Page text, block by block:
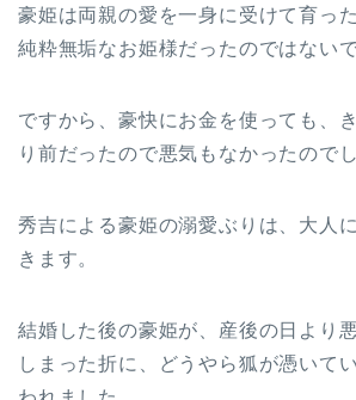
豪姫は両親の愛を一身に受けて育っ
純粋無垢なお姫様だったのではない
ですから、豪快にお金を使っても、
り前だったので悪気もなかったのでし
秀吉による豪姫の溺愛ぶりは、大人
きます。
結婚した後の豪姫が、産後の日より
しまった折に、どうやら狐が憑いて